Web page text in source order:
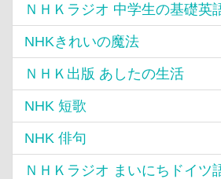
ＮＨＫラジオ 中学生の基礎英
NHKきれいの魔法
ＮＨＫ出版 あしたの生活
NHK 短歌
NHK 俳句
ＮＨＫラジオ まいにちドイツ